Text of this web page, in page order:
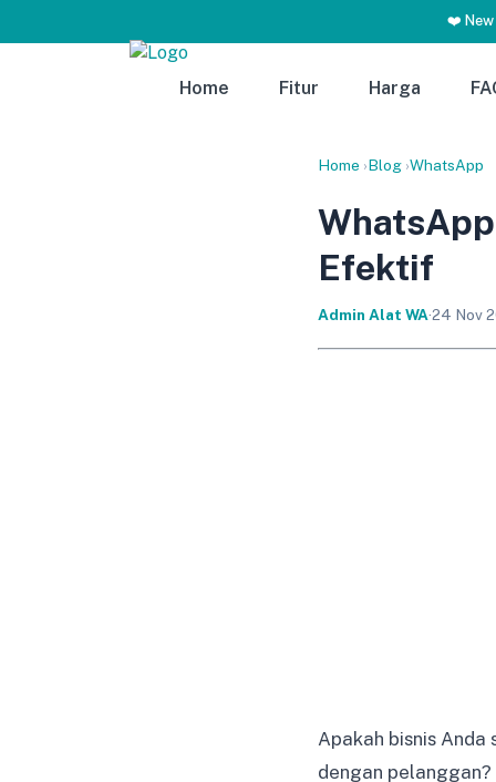
❤️ New
Home Fitur Harga
Home ›Blog ›WhatsApp
Efektif
Admin Alat WA·24 Nov
Apakah bisnis
dengan